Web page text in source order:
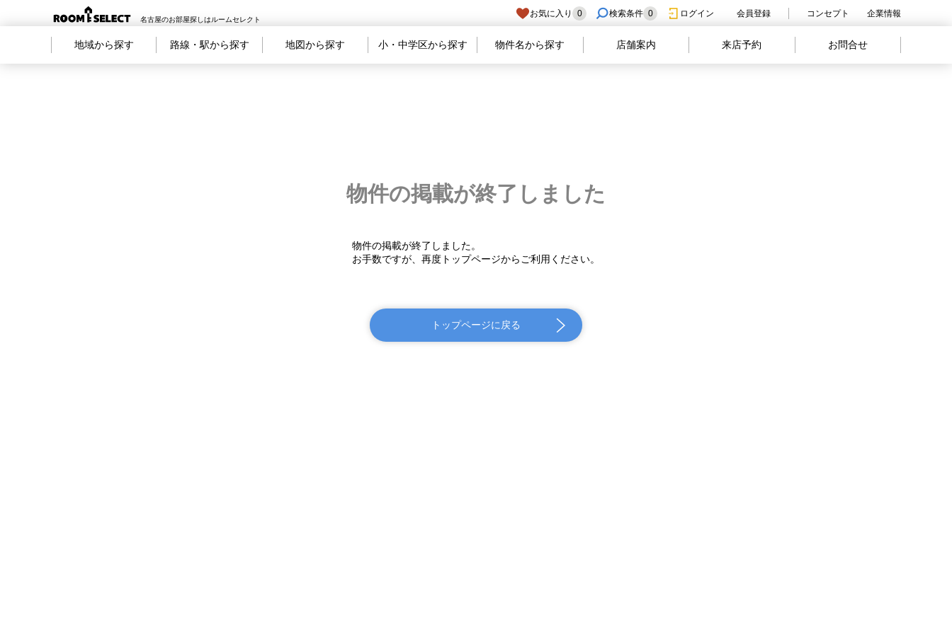
名古屋のお部屋探しはルームセレクト
お気に入り 0 検索条件 0 ログイン 会員登録 コンセプト 企業情報
地域から探す 路線・駅から探す 地図から探す 小・中学区から探す 物件名から探す 店舗案内 来店予約 お問合せ
物件の掲載が終了しました
物件の掲載が終了しました。
お手数ですが、再度トップページからご利用ください。
トップページに戻る